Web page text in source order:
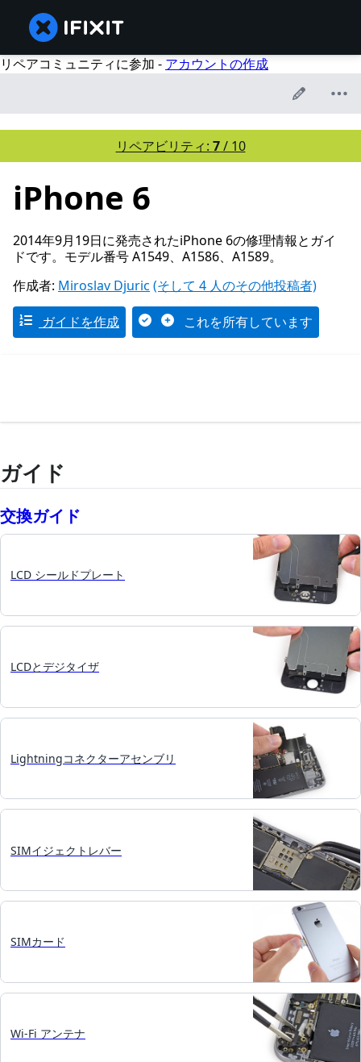
リペアコミュニティに参加 - アカウントの作成
リペアビリティ: 7/ 10
iPhone 6
2014年9月19日に発売されたiPhone 6の修理情報とガイ
ドです。モデル番号 A1549、A1586、A1589。
作成者: Miroslav Djuric (そして 4 人のその他投稿者)
ガイドを作成 これを所有しています
ガイド
交換ガイド
LCD シールドプレート
LCDとデジタイザ
Lightningコネクターアセンブリ
SIMイジェクトレバー
SIMカード
Wi-Fi アンテナ